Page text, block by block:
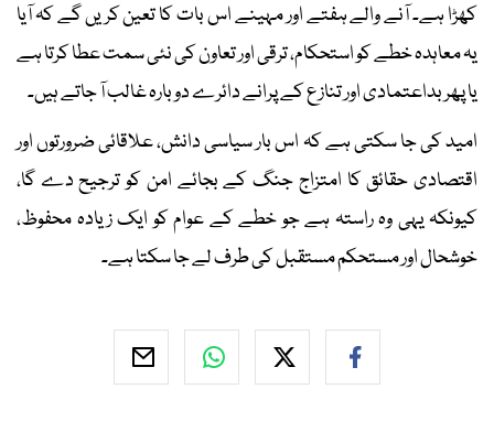
کھڑا ہے۔ آنے والے ہفتے اور مہینے اس بات کا تعین کریں گے کہ آیا
یہ معاہدہ خطے کو استحکام، ترقی اور تعاون کی نئی سمت عطا کرتا ہے
یا پھر بداعتمادی اور تنازع کے پرانے دائرے دوبارہ غالب آ جاتے ہیں۔
امید کی جا سکتی ہے کہ اس بار سیاسی دانش، علاقائی ضرورتوں اور
اقتصادی حقائق کا امتزاج جنگ کے بجائے امن کو ترجیح دے گا،
کیونکہ یہی وہ راستہ ہے جو خطے کے عوام کو ایک زیادہ محفوظ،
خوشحال اور مستحکم مستقبل کی طرف لے جا سکتا ہے۔